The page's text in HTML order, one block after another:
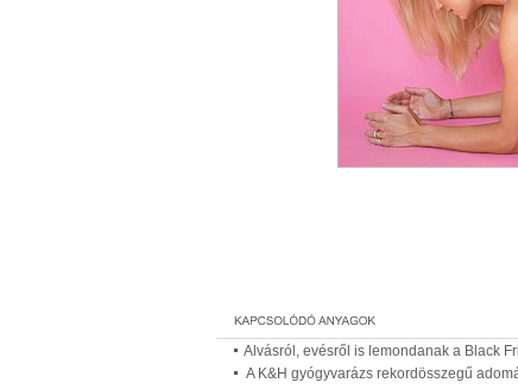
Alvásról, evésről is lemondanak a Black
A K&H gyógyvarázs rekordösszegű